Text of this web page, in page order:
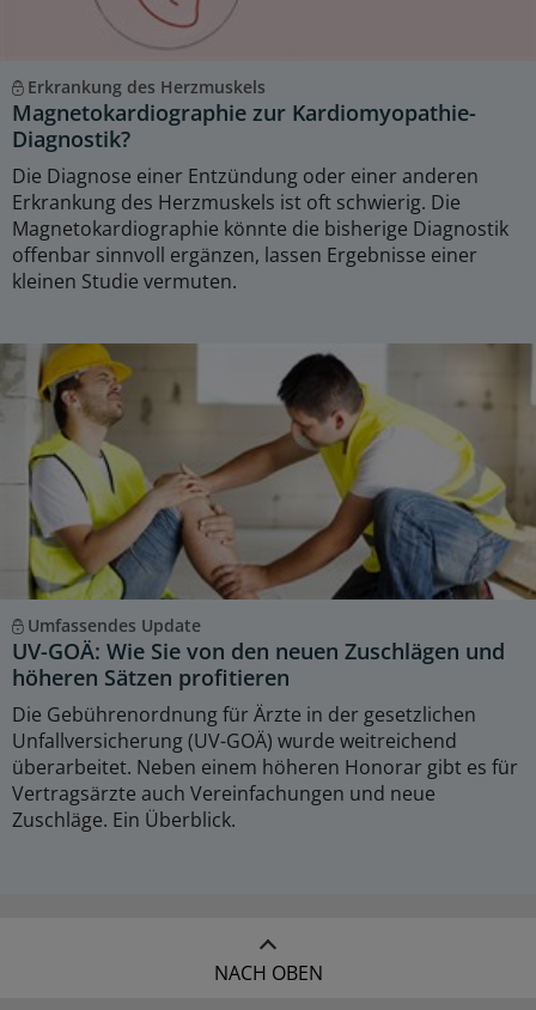
Erkrankung des Herzmuskels
Magnetokardiographie zur Kardiomyopathie-
Diagnostik?
Die Diagnose einer Entzündung oder einer anderen
Erkrankung des Herzmuskels ist oft schwierig. Die
Magnetokardiographie könnte die bisherige Diagnostik
offenbar sinnvoll ergänzen, lassen Ergebnisse einer
kleinen Studie vermuten.
Umfassendes Update
UV-GOÄ: Wie Sie von den neuen Zuschlägen und
höheren Sätzen profitieren
Die Gebührenordnung für Ärzte in der gesetzlichen
Unfallversicherung (UV-GOÄ) wurde weitreichend
überarbeitet. Neben einem höheren Honorar gibt es für
Vertragsärzte auch Vereinfachungen und neue
Zuschläge. Ein Überblick.
NACH OBEN